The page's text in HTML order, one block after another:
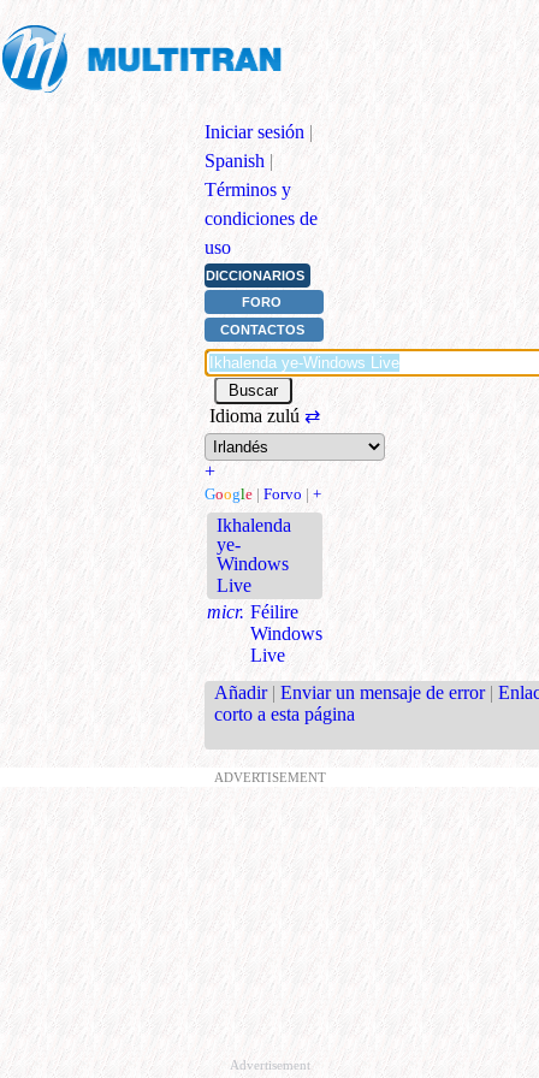
Iniciar sesión |
Spanish |
Términos y
condiciones de
uso
DICCIONARIOS
FORO
CONTACTOS
Idioma zulú ⇄
+
Google | Forvo | +
Ikhalenda
ye-
Windows
Live
micr. Féilire
Windows
Live
Añadir | Enviar un mensaje de error |
corto a esta página
ADVERTISEMENT
Advertisement